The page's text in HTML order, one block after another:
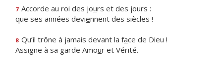
7 Accorde au roi des jours et des jours :
que ses années deviennent des siècles !
8 Qu’il trône à jamais devant la face de Dieu !
Assigne à sa garde Amour et Vérité.